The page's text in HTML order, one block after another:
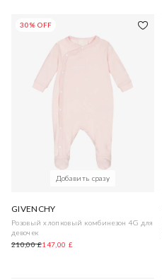
30% OFF
Добавить сразу
GIVENCHY
Розовый хлопковый комбинезон 4G для
девочек
210,00 £147,00 £